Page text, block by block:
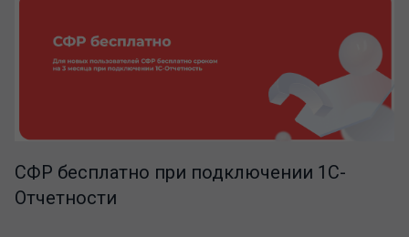
СФР бесплатно при подключении 1С-
Отчетности